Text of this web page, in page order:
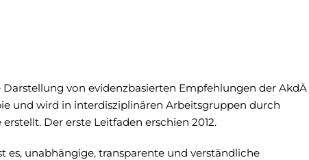
von evidenzbasierten Empfehlungen der AkdÄ
und wird in interdisziplinären Arbeitsgruppen durch
Der erste Leitfaden erschien 2012.
es, unabhängige, transparente und verständliche